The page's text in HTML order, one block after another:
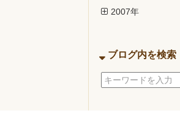
2007年
ブログ内を検索